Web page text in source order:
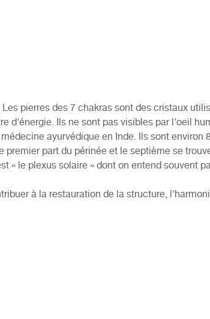
pierres des 7 chakras sont des cristaux
d’énergie. Ils ne sont pas visibles par l’oeil
ayurvédique en Inde. Ils sont environ
part du périnée et le septième se
« le plexus solaire » dont on entend souvent
à la restauration de la structure,